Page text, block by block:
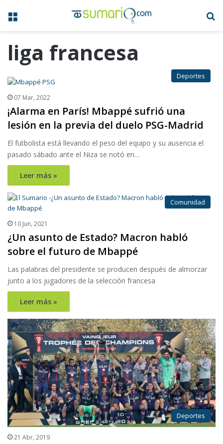
Menú
liga francesa
Deportes
07 Mar, 2022
¡Alarma en París! Mbappé sufrió una
lesión en la previa del duelo PSG-Madrid
El futbolista está llevando el peso del equipo y su ausencia el
pasado sábado ante el Niza se notó en…
Leer más »
Comunidad
10 Jun, 2021
¿Un asunto de Estado? Macron habló
sobre el futuro de Mbappé
Las palabras del presidente se producen después de almorzar
junto a los jugadores de la selección francesa
Leer más »
Deportes
21 Abr, 2019